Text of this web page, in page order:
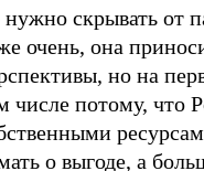
скрывать от
очень, она
но на
числе потому, что
о выгоде, а